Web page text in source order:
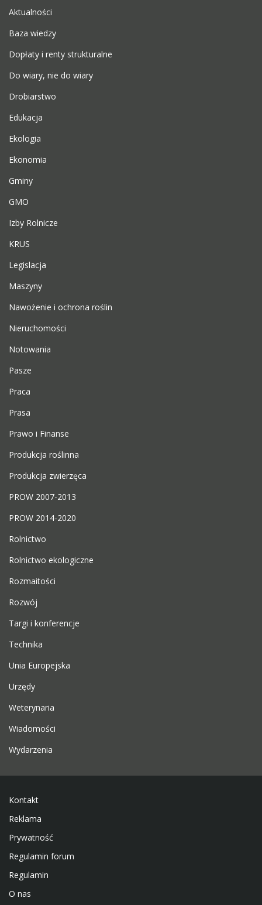
Aktualności
Baza wiedzy
Dopłaty i renty strukturalne
Do wiary, nie do wiary
Drobiarstwo
Edukacja
Ekologia
Ekonomia
Gminy
GMO
Izby Rolnicze
KRUS
Legislacja
Maszyny
Nawożenie i ochrona roślin
Nieruchomości
Notowania
Pasze
Praca
Prasa
Prawo i Finanse
Produkcja roślinna
Produkcja zwierzęca
PROW 2007-2013
PROW 2014-2020
Rolnictwo
Rolnictwo ekologiczne
Rozmaitości
Rozwój
Targi i konferencje
Technika
Unia Europejska
Urzędy
Weterynaria
Wiadomości
Wydarzenia
Kontakt
Reklama
Prywatność
Regulamin forum
Regulamin
O nas